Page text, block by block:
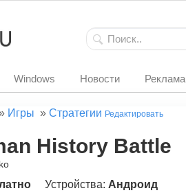
Windows Новости Реклама
Игры » Стратегии Редактировать
History Battle
Устройства: Андроид